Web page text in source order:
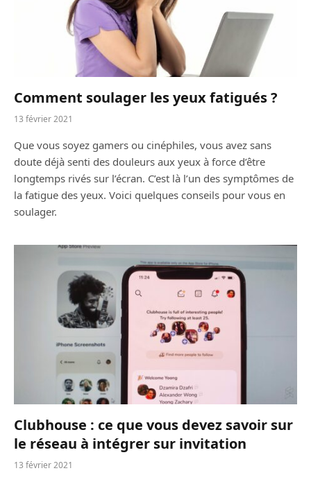
Comment soulager les yeux fatigués ?
13 février 2021
Que vous soyez gamers ou cinéphiles, vous avez sans
doute déjà senti des douleurs aux yeux à force d’être
longtemps rivés sur l’écran. C’est là l’un des symptômes de
la fatigue des yeux. Voici quelques conseils pour vous en
soulager.
Clubhouse : ce que vous devez savoir sur
le réseau à intégrer sur invitation
13 février 2021